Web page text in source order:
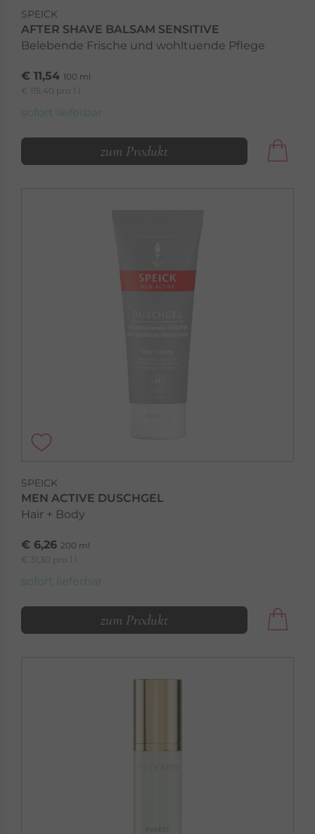
SPEICK
AFTER SHAVE BALSAM SENSITIVE
Belebende Frische und wohltuende Pflege
€ 11,54 100 ml
€ 115,40 pro 1 l
sofort lieferbar
zum Produkt
SPEICK
MEN ACTIVE DUSCHGEL
Hair + Body
€ 6,26 200 ml
€ 31,30 pro 1 l
sofort lieferbar
zum Produkt